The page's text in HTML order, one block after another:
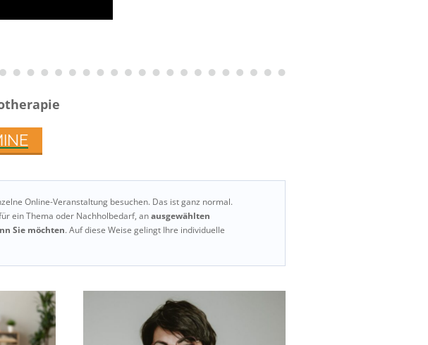
Online-Veranstaltung besuchen. Das ist ganz normal.
ein Thema oder Nachholbedarf, anausgewählten
Sie möchten. Auf diese Weise gelingt Ihre individuelle